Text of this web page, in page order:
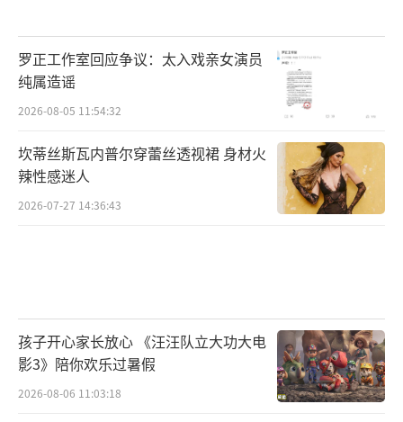
罗正工作室回应争议：太入戏亲女演员
纯属造谣
2026-08-05 11:54:32
坎蒂丝斯瓦内普尔穿蕾丝透视裙 身材火
辣性感迷人
2026-07-27 14:36:43
孩子开心家长放心 《汪汪队立大功大电
影3》陪你欢乐过暑假
2026-08-06 11:03:18